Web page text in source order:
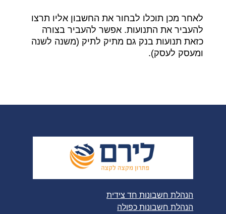
לאחר מכן תוכלו לבחור את החשבון אליו תרצו
להעביר את התנועות. אפשר להעביר בצורה
כזאת תנועות בנק גם מתיק לתיק (משנה לשנה
ומעסק לעסק).
הנהלת חשבונות חד צידית
הנהלת חשבונות כפולה